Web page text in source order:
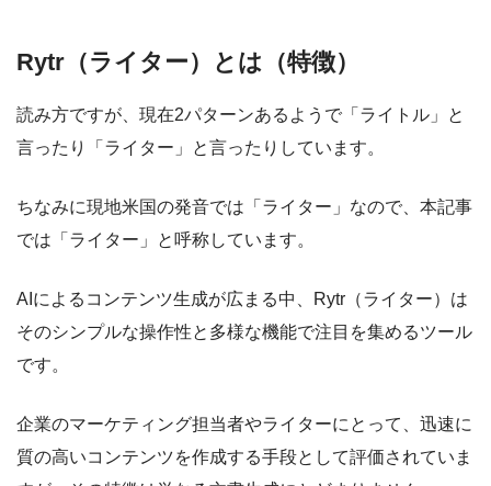
Rytr（ライター）とは（特徴）
読み方ですが、現在2パターンあるようで「ライトル」と
言ったり「ライター」と言ったりしています。
ちなみに現地米国の発音では「ライター」なので、本記事
では「ライター」と呼称しています。
AIによるコンテンツ生成が広まる中、Rytr（ライター）は
そのシンプルな操作性と多様な機能で注目を集めるツール
です。
企業のマーケティング担当者やライターにとって、迅速に
質の高いコンテンツを作成する手段として評価されていま